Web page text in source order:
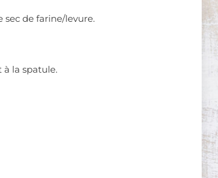
sec de farine/levure.
à la spatule.